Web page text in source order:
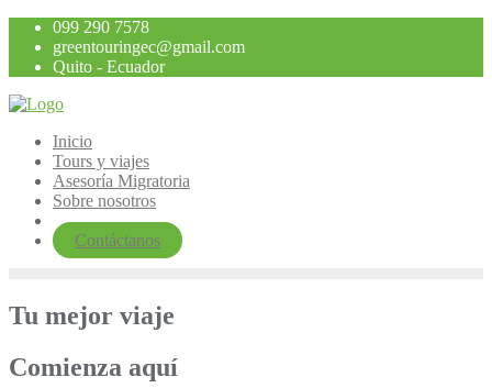
Saltar
contenido
099 290 7578
greentouringec@gmail.com
Quito - Ecuador
Inicio
Tours y viajes
Asesoría Migratoria
Sobre nosotros
Contáctanos
Tu mejor viaje
Comienza aquí